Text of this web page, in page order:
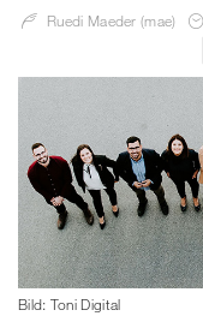
Ruedi Maeder (mae)
Bild: Toni Digital